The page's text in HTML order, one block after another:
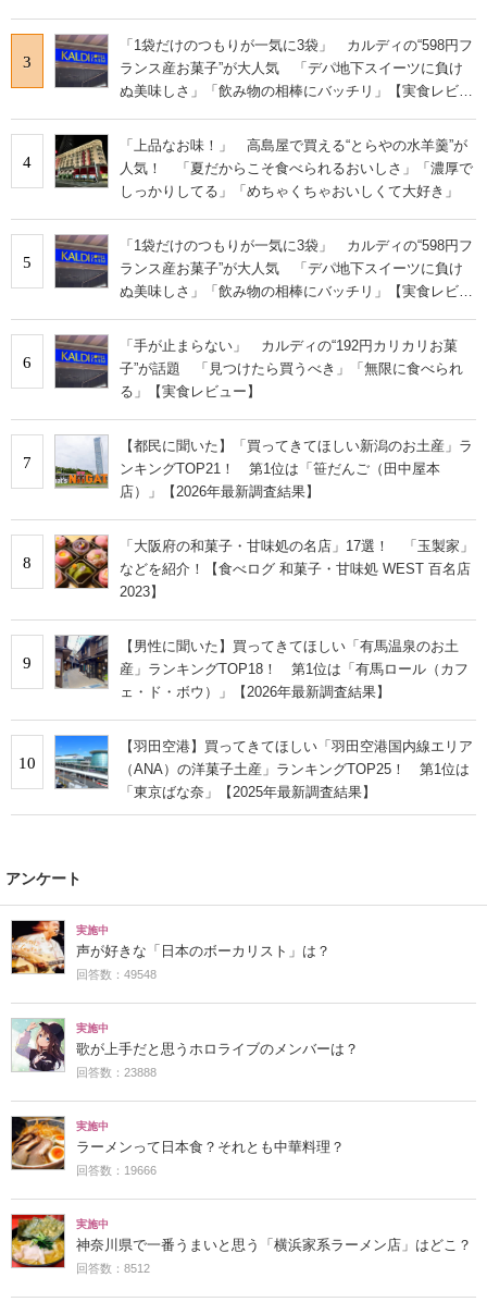
3
「1袋だけのつもりが一気に3袋」 カルディの“598円フ
ランス産お菓子”が大人気 「デパ地下スイーツに負け
ぬ美味しさ」「飲み物の相棒にバッチリ」【実食レビュ
4
「上品なお味！」 高島屋で買える“とらやの水羊羹”が
人気！ 「夏だからこそ食べられるおいしさ」「濃厚で
しっかりしてる」「めちゃくちゃおいしくて大好き」
5
「1袋だけのつもりが一気に3袋」 カルディの“598円フ
ランス産お菓子”が大人気 「デパ地下スイーツに負け
ぬ美味しさ」「飲み物の相棒にバッチリ」【実食レビュ
6
「手が止まらない」 カルディの“192円カリカリお菓
子”が話題 「見つけたら買うべき」「無限に食べられ
る」【実食レビュー】
7
【都民に聞いた】「買ってきてほしい新潟のお土産」ラ
ンキングTOP21！ 第1位は「笹だんご（田中屋本
店）」【2026年最新調査結果】
8
「大阪府の和菓子・甘味処の名店」17選！ 「玉製家」
などを紹介！【食べログ 和菓子・甘味処 WEST 百名店
2023】
9
【男性に聞いた】買ってきてほしい「有馬温泉のお土
産」ランキングTOP18！ 第1位は「有馬ロール（カフ
ェ・ド・ボウ）」【2026年最新調査結果】
10
【羽田空港】買ってきてほしい「羽田空港国内線エリア
（ANA）の洋菓子土産」ランキングTOP25！ 第1位は
「東京ばな奈」【2025年最新調査結果】
アンケート
実施中
声が好きな「日本のボーカリスト」は？
回答数：49548
実施中
歌が上手だと思うホロライブのメンバーは？
回答数：23888
実施中
ラーメンって日本食？それとも中華料理？
回答数：19666
実施中
神奈川県で一番うまいと思う「横浜家系ラーメン店」はどこ？
回答数：8512